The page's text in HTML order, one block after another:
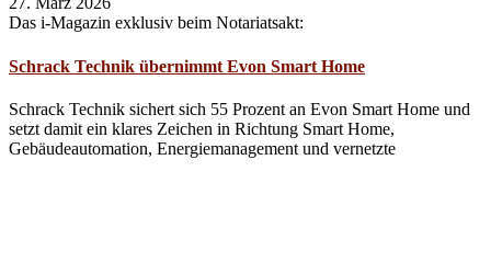
Das i-Magazin exklusiv beim Notariatsakt:
Schrack Technik übernimmt Evon Smart Home
Schrack Technik sichert sich 55 Prozent an Evon Smart Home und
setzt damit ein klares Zeichen in Richtung Smart Home,
Gebäudeautomation, Energiemanagement und vernetzte